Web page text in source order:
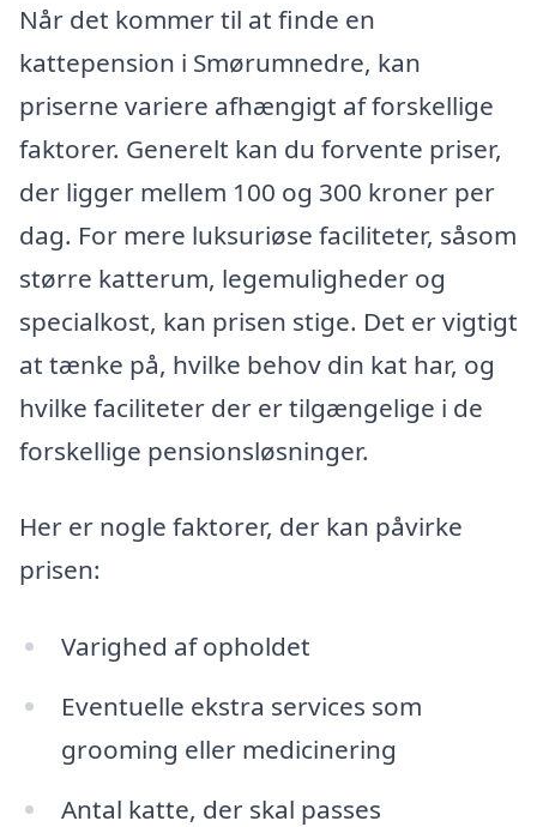
Når det kommer til at finde en
kattepension i Smørumnedre, kan
priserne variere afhængigt af forskellige
faktorer. Generelt kan du forvente priser,
der ligger mellem 100 og 300 kroner per
dag. For mere luksuriøse faciliteter, såsom
større katterum, legemuligheder og
specialkost, kan prisen stige. Det er vigtigt
at tænke på, hvilke behov din kat har, og
hvilke faciliteter der er tilgængelige i de
forskellige pensionsløsninger.
Her er nogle faktorer, der kan påvirke
prisen:
Varighed af opholdet
Eventuelle ekstra services som
grooming eller medicinering
Antal katte, der skal passes